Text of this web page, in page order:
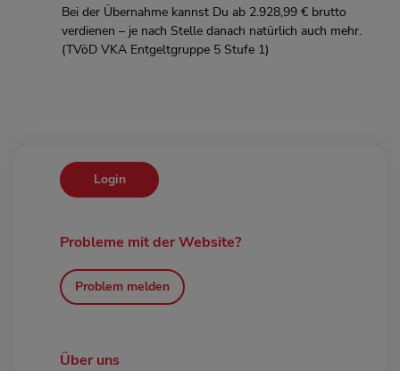
Bei der Übernahme kannst Du ab 2.928,99 € brutto
verdienen – je nach Stelle danach natürlich auch mehr.
(TVöD VKA Entgeltgruppe 5 Stufe 1)
Login
Probleme mit der Website?
Problem melden
Über uns